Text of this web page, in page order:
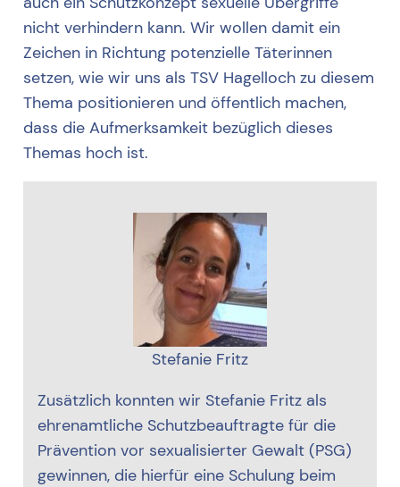
nicht verhindern kann. Wir wollen damit ein
Zeichen in Richtung potenzielle Täterinnen
setzen, wie wir uns als TSV Hagelloch zu diesem
Thema positionieren und öffentlich machen,
dass die Aufmerksamkeit bezüglich dieses
Themas hoch ist.
Stefanie Fritz
Zusätzlich konnten wir Stefanie Fritz als
ehrenamtliche Schutzbeauftragte für die
Prävention vor sexualisierter Gewalt (PSG)
gewinnen, die hierfür eine Schulung beim